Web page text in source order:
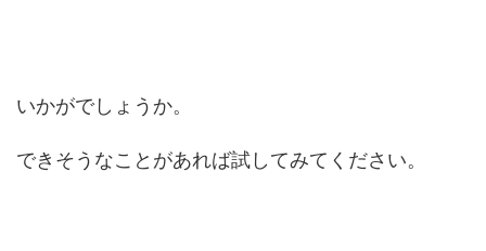
いかがでしょうか。
できそうなことがあれば試してみてください。